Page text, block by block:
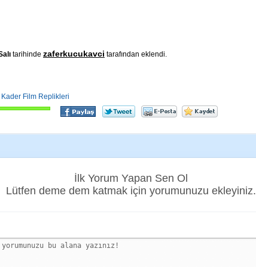
tarihinde zaferkucukavci tarafından eklendi.
Kader Film Replikleri
İlk Yorum Yapan Sen Ol
Lütfen deme dem katmak için yorumunuzu ekleyiniz.